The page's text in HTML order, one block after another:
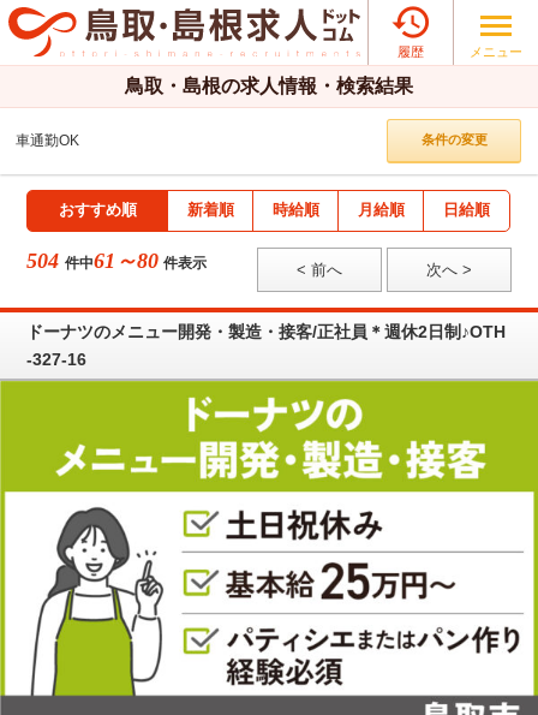

履歴 メニュー
鳥取・島根の求人情報・検索結果
車通勤OK 条件の変更
おすすめ順 新着順 時給順 月給順 日給順
504 件中61～80 件表示 < 前へ 次へ >
ドーナツのメニュー開発・製造・接客/正社員＊週休2日制♪OTH
-327-16